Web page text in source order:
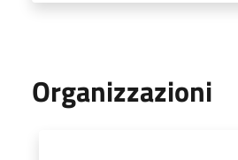
Organizzazioni